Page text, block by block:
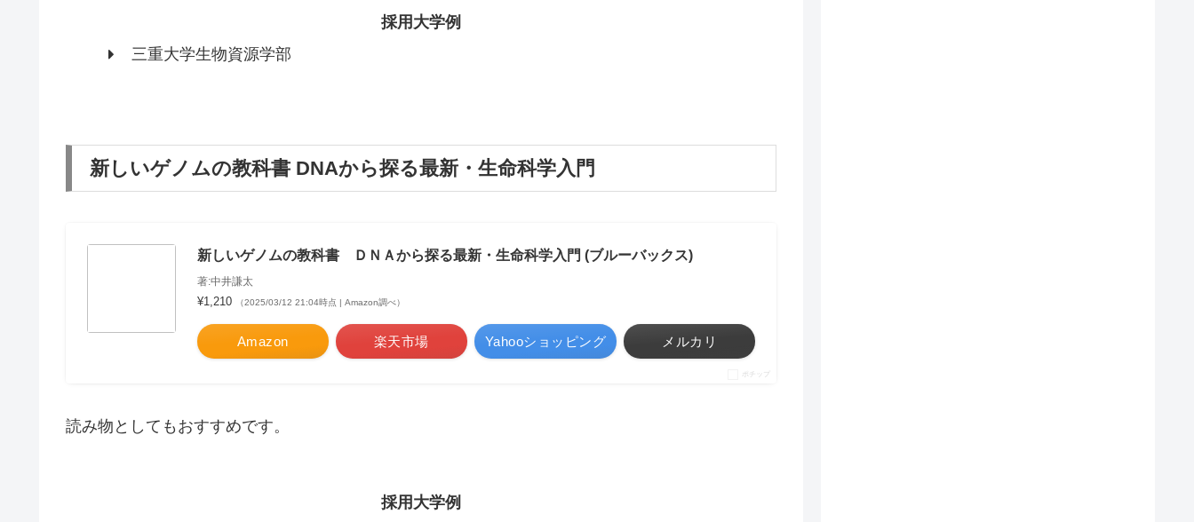
採用大学例
三重大学生物資源学部
新しいゲノムの教科書 DNAから探る最新・生命科学入門
新しいゲノムの教科書 ＤＮＡから探る最新・生命科学入門 (ブルーバックス)
著:中井謙太
¥1,210 （2025/03/12 21:04時点 | Amazon調べ）
Amazon 楽天市場 Yahooショッピング メルカリ
ポチップ
読み物としてもおすすめです。
採用大学例